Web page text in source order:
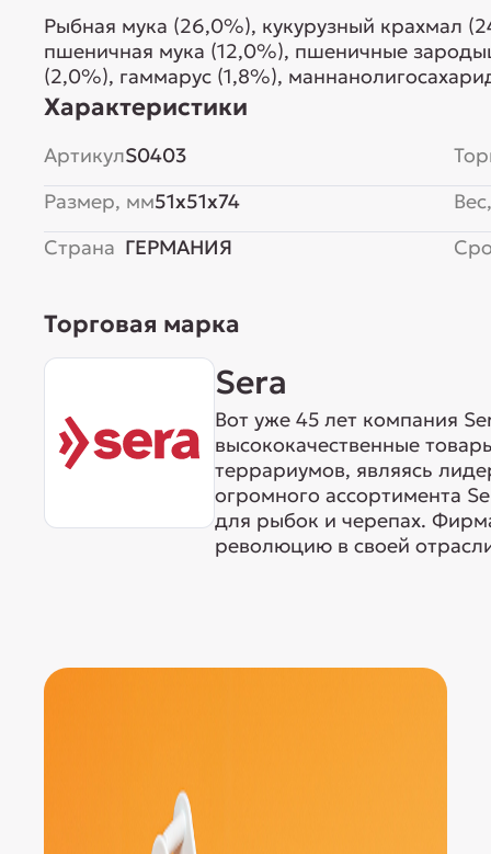
Рыбная мука (26,0%), кукурузный крахмал
пшеничная мука (12,0%), пшеничные
(2,0%), гаммарус (1,8%),
зеленые мидии (0,3%), водоросль
Характеристики
АртикулS0403
Размер, мм51x51x74
Страна ГЕРМАНИЯ
Торговая марка
Sera
Вот уже 45 лет компания
высококачественные
террариумов, являясь
огромного ассортимента
для рыбок и черепах.
революцию в своей